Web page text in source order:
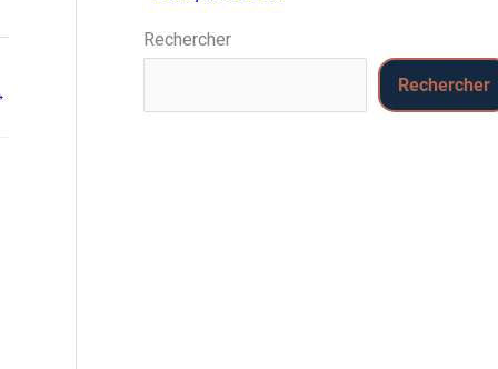
Rechercher
Rechercher